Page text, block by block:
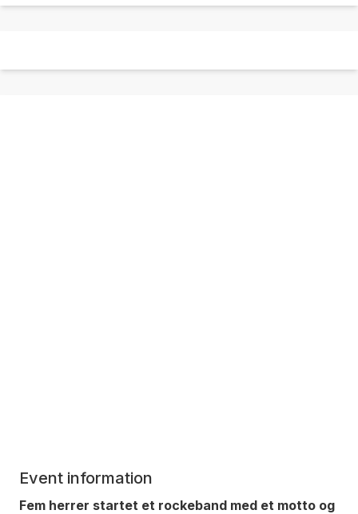
Event information
Fem herrer startet et rockeband med et motto og